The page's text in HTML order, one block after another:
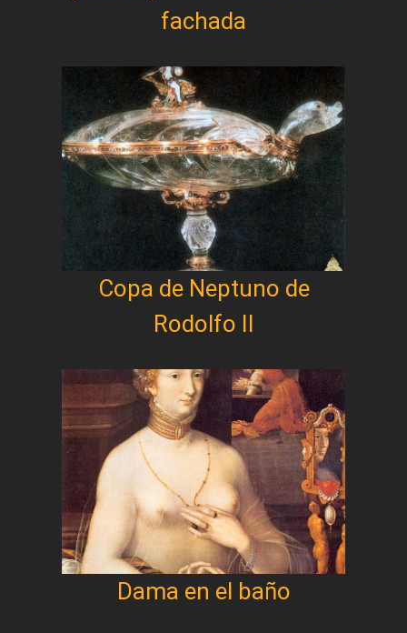
fachada
Copa de Neptuno de
Rodolfo II
Dama en el baño